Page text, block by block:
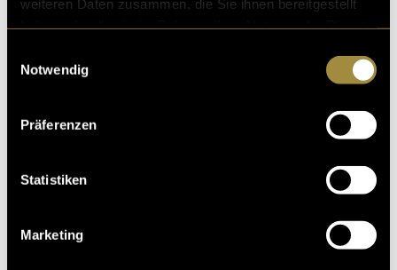
weiteren Daten zusammen, die Sie ihnen bereitgestellt
Notwendig
Präferenzen
Statistiken
Marketing
Kritik